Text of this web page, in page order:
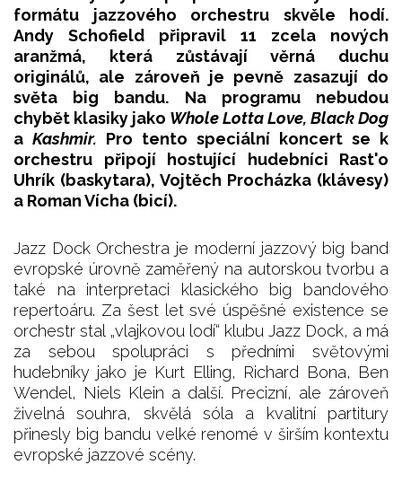
formátu jazzového orchestru skvěle hodí.
Andy Schofield připravil 11 zcela nových
aranžmá, která zůstávají věrná duchu
originálů, ale zároveň je pevně zasazují do
světa big bandu. Na programu nebudou
chybět klasiky jako Whole Lotta Love, Black Dog
a Kashmir. Pro tento speciální koncert se k
orchestru připojí hostující hudebníci Rast'o
Uhrík (baskytara), Vojtěch Procházka (klávesy)
a Roman Vícha (bicí).
Jazz Dock Orchestra je moderní jazzový big band
evropské úrovně zaměřený na autorskou tvorbu a
také na interpretaci klasického big bandového
repertoáru. Za šest let své úspěšné existence se
orchestr stal „vlajkovou lodí“ klubu Jazz Dock, a má
za sebou spolupráci s předními světovými
hudebníky jako je Kurt Elling, Richard Bona, Ben
Wendel, Niels Klein a další. Precizní, ale zároveň
živelná souhra, skvělá sóla a kvalitní partitury
přinesly big bandu velké renomé v širším kontextu
evropské jazzové scény.